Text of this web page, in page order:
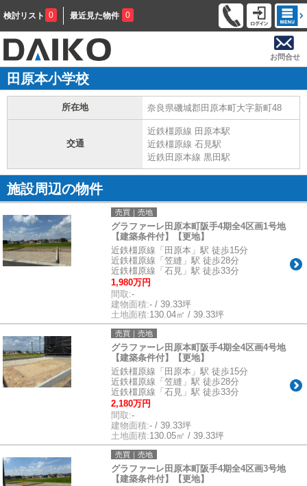
検討リスト 0 最近見た物件 0
お問合せ
田原本小学校
所在地 奈良県磯城郡田原本町大字新町48
交通
近鉄橿原線 田原本駅
近鉄橿原線 石見駅
近鉄田原本線 黒田駅
施設周辺の物件
売買｜売地
グラファーレ田原本町阪手4期全4区画1号地
【建築条件付】【更地】
近鉄橿原線「田原本」駅 徒歩15分
近鉄橿原線「笠縫」駅 徒歩28分
近鉄橿原線「石見」駅 徒歩33分
1,980万円
間取:-
建物面積:- / 39.33坪
土地面積:130.04㎡ / 39.33坪
売買｜売地
グラファーレ田原本町阪手4期全4区画4号地
【建築条件付】【更地】
近鉄橿原線「田原本」駅 徒歩15分
近鉄橿原線「笠縫」駅 徒歩28分
近鉄橿原線「石見」駅 徒歩33分
2,180万円
間取:-
建物面積:- / 39.33坪
土地面積:130.05㎡ / 39.33坪
売買｜売地
グラファーレ田原本町阪手4期全4区画3号地
【建築条件付】【更地】